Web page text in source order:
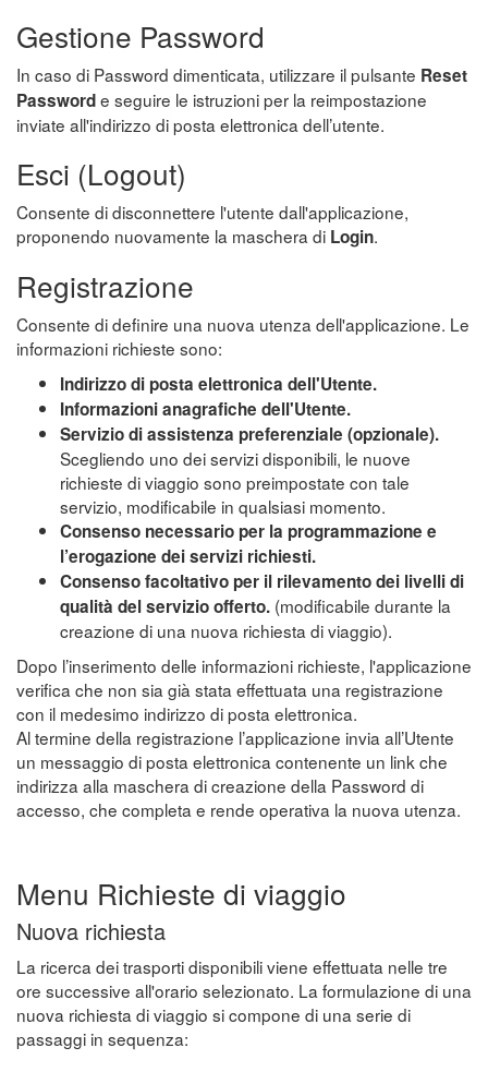
Gestione Password
In caso di Password dimenticata, utilizzare il pulsante Reset
Passworde seguire le istruzioni per la reimpostazione
inviate all'indirizzo di posta elettronica dell’utente.
Esci (Logout)
Consente di disconnettere l'utente dall'applicazione,
proponendo nuovamente la maschera di Login.
Registrazione
Consente di definire una nuova utenza dell'applicazione. Le
informazioni richieste sono:
Indirizzo di posta elettronica dell'Utente.
Informazioni anagrafiche dell'Utente.
Servizio di assistenza preferenziale (opzionale).
Scegliendo uno dei servizi disponibili, le nuove
richieste di viaggio sono preimpostate con tale
servizio, modificabile in qualsiasi momento.
Consenso necessario per la programmazione e
l’erogazione dei servizi richiesti.
Consenso facoltativo per il rilevamento dei livelli di
qualità del servizio offerto. (modificabile durante la
creazione di una nuova richiesta di viaggio).
Dopo l’inserimento delle informazioni richieste, l'applicazione
verifica che non sia già stata effettuata una registrazione
con il medesimo indirizzo di posta elettronica.
Al termine della registrazione l’applicazione invia all’Utente
un messaggio di posta elettronica contenente un link che
indirizza alla maschera di creazione della Password di
accesso, che completa e rende operativa la nuova utenza.
Menu Richieste di viaggio
Nuova richiesta
La ricerca dei trasporti disponibili viene effettuata nelle tre
ore successive all'orario selezionato. La formulazione di una
nuova richiesta di viaggio si compone di una serie di
passaggi in sequenza: